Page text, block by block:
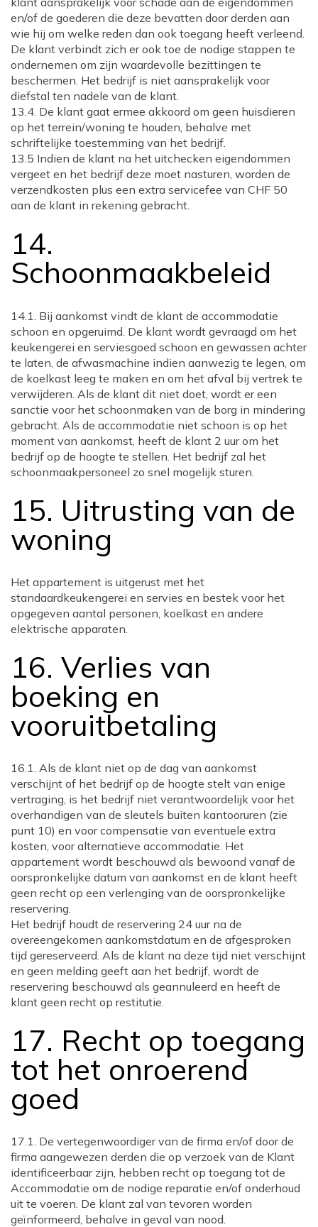
en/of de goederen die deze bevatten door derden aan
wie hij om welke reden dan ook toegang heeft verleend.
De klant verbindt zich er ook toe de nodige stappen te
ondernemen om zijn waardevolle bezittingen te
beschermen. Het bedrijf is niet aansprakelijk voor
diefstal ten nadele van de klant.
13.4. De klant gaat ermee akkoord om geen huisdieren
op het terrein/woning te houden, behalve met
schriftelijke toestemming van het bedrijf.
13.5 Indien de klant na het uitchecken eigendommen
vergeet en het bedrijf deze moet nasturen, worden de
verzendkosten plus een extra servicefee van CHF 50
aan de klant in rekening gebracht.
14.
Schoonmaakbeleid
14.1. Bij aankomst vindt de klant de accommodatie
schoon en opgeruimd. De klant wordt gevraagd om het
keukengerei en serviesgoed schoon en gewassen achter
te laten, de afwasmachine indien aanwezig te legen, om
de koelkast leeg te maken en om het afval bij vertrek te
verwijderen. Als de klant dit niet doet, wordt er een
sanctie voor het schoonmaken van de borg in mindering
gebracht. Als de accommodatie niet schoon is op het
moment van aankomst, heeft de klant 2 uur om het
bedrijf op de hoogte te stellen. Het bedrijf zal het
schoonmaakpersoneel zo snel mogelijk sturen.
15. Uitrusting van de
woning
Het appartement is uitgerust met het
standaardkeukengerei en servies en bestek voor het
opgegeven aantal personen, koelkast en andere
elektrische apparaten.
16. Verlies van
boeking en
vooruitbetaling
16.1. Als de klant niet op de dag van aankomst
verschijnt of het bedrijf op de hoogte stelt van enige
vertraging, is het bedrijf niet verantwoordelijk voor het
overhandigen van de sleutels buiten kantooruren (zie
punt 10) en voor compensatie van eventuele extra
kosten, voor alternatieve accommodatie. Het
appartement wordt beschouwd als bewoond vanaf de
oorspronkelijke datum van aankomst en de klant heeft
geen recht op een verlenging van de oorspronkelijke
reservering.
Het bedrijf houdt de reservering 24 uur na de
overeengekomen aankomstdatum en de afgesproken
tijd gereserveerd. Als de klant na deze tijd niet verschijnt
en geen melding geeft aan het bedrijf, wordt de
reservering beschouwd als geannuleerd en heeft de
klant geen recht op restitutie.
17. Recht op toegang
tot het onroerend
goed
17.1. De vertegenwoordiger van de firma en/of door de
firma aangewezen derden die op verzoek van de Klant
identificeerbaar zijn, hebben recht op toegang tot de
Accommodatie om de nodige reparatie en/of onderhoud
uit te voeren. De klant zal van tevoren worden
geïnformeerd, behalve in geval van nood.